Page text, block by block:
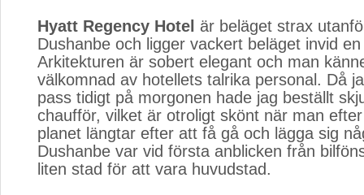
Hyatt Regency Hotel är beläget strax
Dushanbe och ligger vackert beläget invid
Arkitekturen är sobert elegant och man
välkomnad av hotellets talrika personal. Då
pass tidigt på morgonen hade jag beställt
chaufför, vilket är otroligt skönt när man
planet längtar efter att få gå och lägga sig
Dushanbe var vid första anblicken från
liten stad för att vara huvudstad.